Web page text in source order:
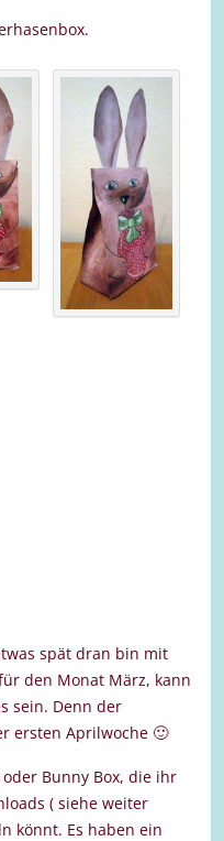
spät dran bin mit
den Monat März, kann
sein. Denn der
ersten Aprilwoche 🙂
Bunny Box, die ihr
( siehe weiter
könnt. Es haben ein